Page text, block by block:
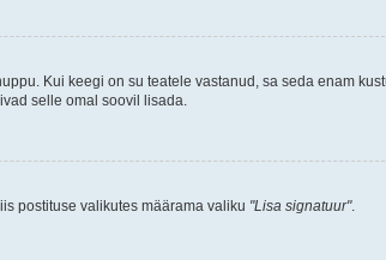
Kui keegi on su teatele vastanud, sa seda enam
selle omal soovil lisada.
postituse valikutes määrama valiku "Lisa signatuur".